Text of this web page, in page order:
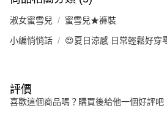
淑女蜜雪兒 蜜雪兒★褲裝
小編悄悄話 😍夏日涼感 日常輕鬆好穿
評價
喜歡這個商品嗎？購買後給他一個好評吧